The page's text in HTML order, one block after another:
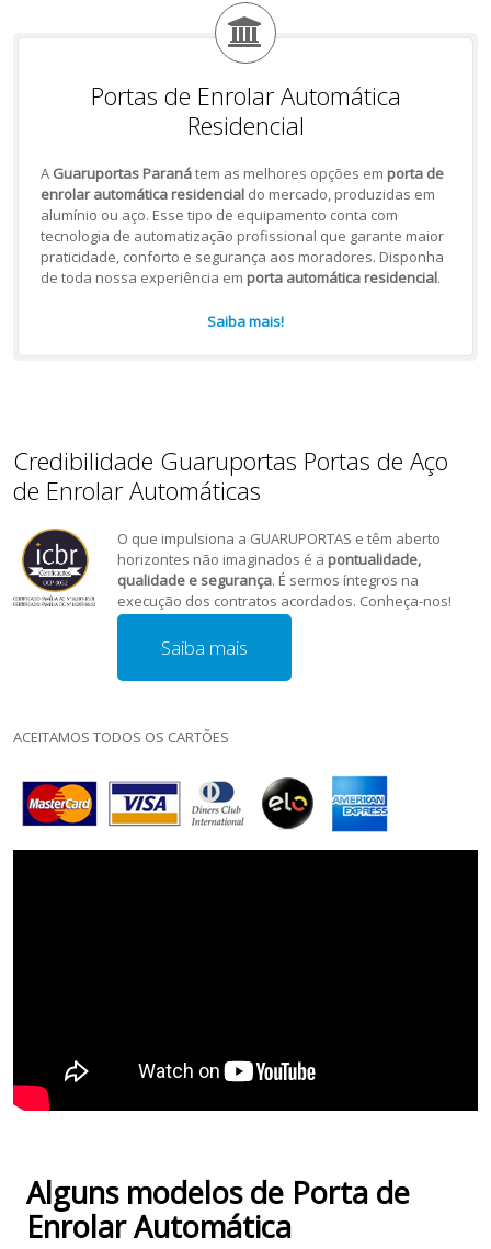
Portas de Enrolar Automática
Residencial
A Guaruportas Paranátem as melhores opções em porta de
enrolar automática residencialdo mercado, produzidas em
alumínio ou aço. Esse tipo de equipamento conta com
tecnologia de automatização profissional que garante maior
praticidade, conforto e segurança aos moradores. Disponha
de toda nossa experiência em porta automática residencial.
Saiba mais!
Credibilidade Guaruportas Portas de Aço
de Enrolar Automáticas
O que impulsiona a GUARUPORTAS e têm aberto
horizontes não imaginados é a pontualidade,
qualidade e segurança. É sermos íntegros na
execução dos contratos acordados. Conheça-nos!
Saiba mais
ACEITAMOS TODOS OS CARTÕES
Alguns modelos de Porta de
Enrolar Automática